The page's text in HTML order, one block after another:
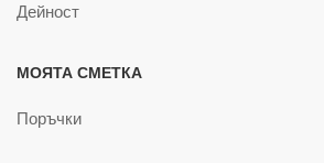
Дейност
МОЯТА СМЕТКА
Поръчки